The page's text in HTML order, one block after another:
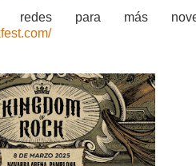
para más